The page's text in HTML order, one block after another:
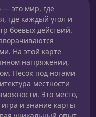
— это мир, где
где каждый угол и
боевых действий.
На этой карте
напряжении,
Песок под ногами
местности
Это место,
и знание карты